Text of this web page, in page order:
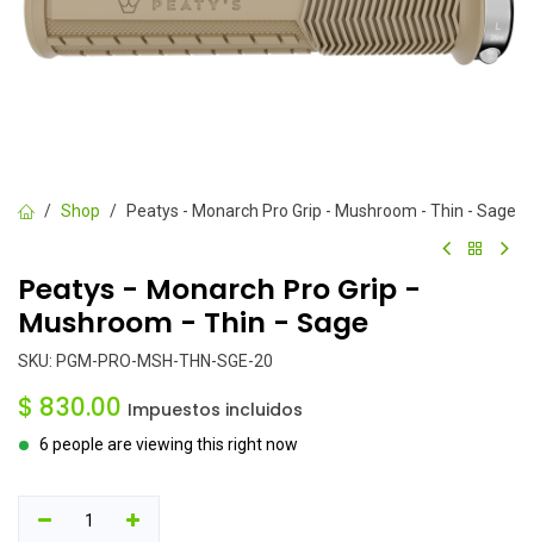
Shop Peatys - Monarch Pro Grip - Mushroom - Thin - Sage
Peatys - Monarch Pro Grip -
Mushroom - Thin - Sage
SKU: PGM-PRO-MSH-THN-SGE-20
$ 830.00 Impuestos incluidos
6 people are viewing this right now